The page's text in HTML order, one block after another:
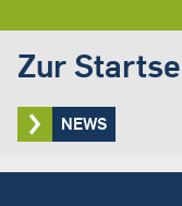
Zur
NEWS